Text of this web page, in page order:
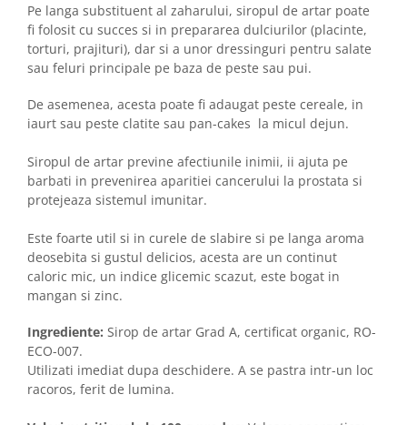
Pe langa substituent al zaharului, siropul de artar poate
fi folosit cu succes si in prepararea dulciurilor (placinte,
torturi, prajituri), dar si a unor dressinguri pentru salate
sau feluri principale pe baza de peste sau pui.
De asemenea, acesta poate fi adaugat peste cereale, in
iaurt sau peste clatite sau pan-cakes la micul dejun.
Siropul de artar previne afectiunile inimii, ii ajuta pe
barbati in prevenirea aparitiei cancerului la prostata si
protejeaza sistemul imunitar.
Este foarte util si in curele de slabire si pe langa aroma
deosebita si gustul delicios, acesta are un continut
caloric mic, un indice glicemic scazut, este bogat in
mangan si zinc.
Ingrediente: Sirop de artar Grad A, certificat organic, RO-
ECO-007.
Utilizati imediat dupa deschidere. A se pastra intr-un loc
racoros, ferit de lumina.